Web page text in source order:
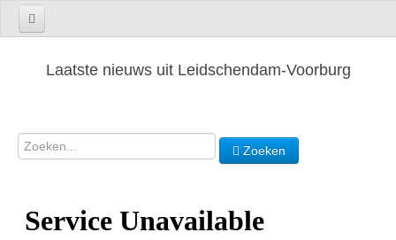
Laatste nieuws uit Leidschendam-Voorburg
Zoeken